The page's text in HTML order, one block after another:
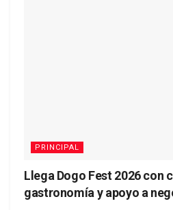
PRINCIPAL
Llega Dogo Fest 2026 con
gastronomía y apoyo a